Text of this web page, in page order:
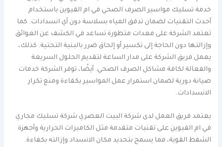
خدمة تسليك مواسير الصرف الصحي في ام القيوين باستخدام
أحدث التقنيات لضمان تدفق المياه بسلاسة دون أي انسدادات. كما
تعتمد الشركة على معدات متطورة تساعد في الكشف عن العوائق
وإزالتها دون الحاجة إلى تكسير أو إلحاق ضرر بالبنية التحتية. كذلك،
يعمل فريق الشركة على مدار الساعة لتقديم الحلول السريعة
والفعالة لكافة مشاكل الصرف الصحي. أيضًا، توفر الشركة خدمات
صيانة دورية لضمان استمرار عمل المواسير بكفاءة ومنع تكرار
الانسدادات.
يعتمد فريق العمل لدى شركة البيت العصري شركة تسليك مجاري
في ام القيوين على تقنيات متقدمة مثل الكاميرات الحرارية وأجهزة
الشفط القوية، مما يسمح بتحديد مكان الانسداد وإزالته بكفاءة.